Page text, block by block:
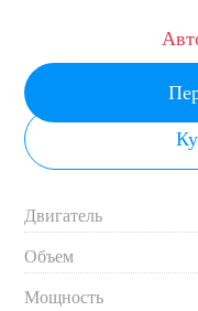
Двигатель
Объем
Мощность